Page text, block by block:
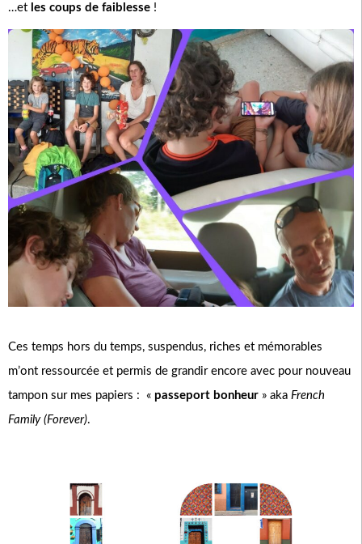
…et les coups de faiblesse!
Ces temps hors du temps, suspendus, riches et mémorables
m’ont ressourcée et permis de grandir encore avec pour nouveau
tampon sur mes papiers : « passeport bonheur» aka French
Family (Forever).